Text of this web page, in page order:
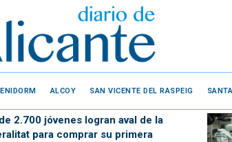
ALCOY SAN VICENTE DEL RASPEIG
2.700 jóvenes logran aval de la
para comprar su primera